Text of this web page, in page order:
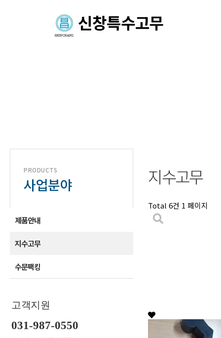
신창특수고무
PRODUCTS
사업분야
제품안내
지수고무
수문팩킹
고객지원
031-987-0550
지수고무
Total 6건 1 페이지